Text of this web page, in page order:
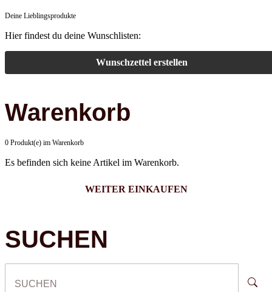
Deine Lieblingsprodukte
Hier findest du deine Wunschlisten:
Wunschzettel erstellen
Warenkorb
0 Produkt(e) im Warenkorb
Es befinden sich keine Artikel im Warenkorb.
WEITER EINKAUFEN
SUCHEN